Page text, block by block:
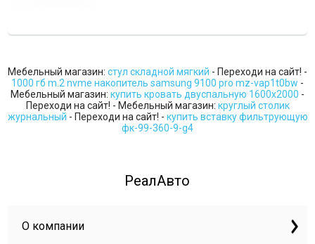
Мебельный магазин: стул складной мягкий - Переходи на сайт! -
1000 гб m.2 nvme накопитель samsung 9100 pro mz-vap1t0bw -
Мебельный магазин: купить кровать двуспальную 1600х2000 -
Переходи на сайт! - Мебельный магазин: круглый столик
журнальный - Переходи на сайт! - купить вставку фильтрующую
фк-99-360-9-g4
РеалАвто
О компании